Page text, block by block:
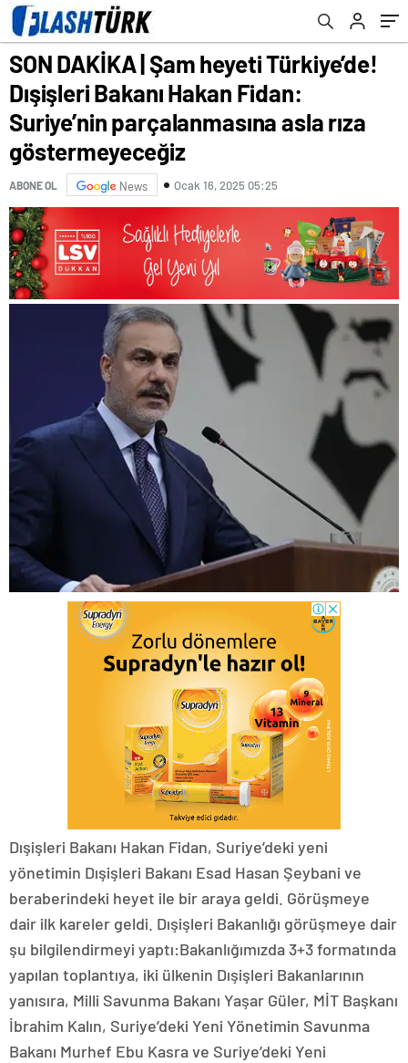
parçalanmasına asla rıza göstermeyeceğiz
SON DAKİKA | Şam heyeti Türkiye’de!
Dışişleri Bakanı Hakan Fidan:
Suriye’nin parçalanmasına asla rıza
göstermeyeceğiz
ABONE OL News Ocak 16, 2025 05:25
Dışişleri Bakanı Hakan Fidan, Suriye’deki yeni
yönetimin Dışişleri Bakanı Esad Hasan Şeybani ve
beraberindeki heyet ile bir araya geldi. Görüşmeye
dair ilk kareler geldi. Dışişleri Bakanlığı görüşmeye dair
şu bilgilendirmeyi yaptı:Bakanlığımızda 3+3 formatında
yapılan toplantıya, iki ülkenin Dışişleri Bakanlarının
yanısıra, Milli Savunma Bakanı Yaşar Güler, MİT Başkanı
İbrahim Kalın, Suriye’deki Yeni Yönetimin Savunma
Bakanı Murhef Ebu Kasra ve Suriye’deki Yeni
kabul edildi